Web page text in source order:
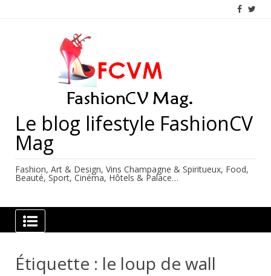
Le blog lifestyle FashionCV
Mag
Fashion, Art & Design, Vins Champagne & Spiritueux, Food,
Beauté, Sport, Cinéma, Hôtels & Palace…
Étiquette : le loup de wall